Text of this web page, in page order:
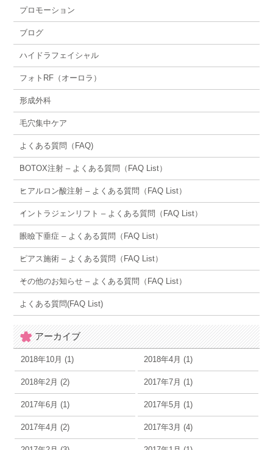
プロモーション
ブログ
ハイドラフェイシャル
フォトRF（オーロラ）
形成外科
毛穴集中ケア
よくある質問（FAQ)
BOTOX注射 – よくある質問（FAQ List）
ヒアルロン酸注射 – よくある質問（FAQ List）
イントラジェンリフト – よくある質問（FAQ List）
眼瞼下垂症 – よくある質問（FAQ List）
ピアス施術 – よくある質問（FAQ List）
その他のお知らせ – よくある質問（FAQ List）
よくある質問(FAQ List)
アーカイブ
2018年10月 (1) 2018年4月 (1)
2018年2月 (2) 2017年7月 (1)
2017年6月 (1) 2017年5月 (1)
2017年4月 (2) 2017年3月 (4)